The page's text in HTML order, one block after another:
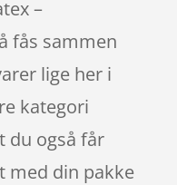
–
fås sammen
lige her i
kategori
du også får
med din pakke